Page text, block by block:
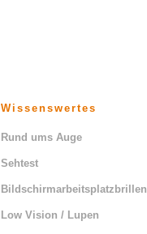
Wissenswertes
Rund ums Auge
Sehtest
Bildschirmarbeitsplatzbrillen
Low Vision / Lupen